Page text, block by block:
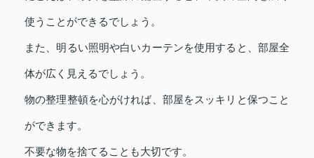
使うことができるでしょう。
また、明るい照明や白いカーテンを使用すると、部屋全
体が広く見えるでしょう。
物の整理整頓を心がければ、部屋をスッキリと保つこと
ができます。
不要な物を捨てることも大切です。